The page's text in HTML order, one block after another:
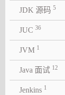
JDK 源码 5
JUC 36
JVM 1
Java 面试 12
Jenkins 1